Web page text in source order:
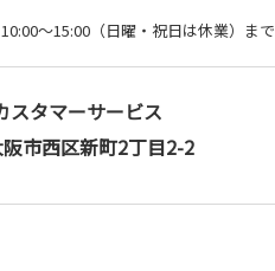
～15:00（日曜・祝日は休業）まで
スタマーサービス
市西区新町2丁目2-2